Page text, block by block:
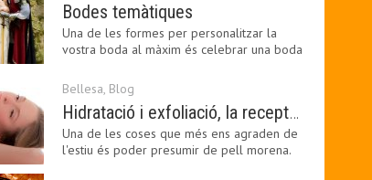
Bodes temàtiques
Una de les formes per personalitzar la
vostra boda al màxim és celebrar una boda
Bellesa, Blog
Hidratació i exfoliació, la recepta per mantenir el bronzejat
Una de les coses que més ens agraden de
l'estiu és poder presumir de pell morena.